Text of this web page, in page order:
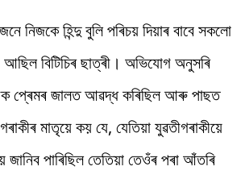
নিজকে হিন্দু বুলি পৰিচয় দিয়াৰ বাবে সকলো
আছিল বিটিচিৰ ছাত্ৰী। অভিযোগ অনুসৰি
প্ৰেমৰ জালত আৱদ্ধ কৰিছিল আৰু পাছত
মাতৃয়ে কয় যে, যেতিয়া যুৱতীগৰাকীয়ে
পাৰিছিল তেতিয়া তেওঁৰ পৰা আঁতৰি